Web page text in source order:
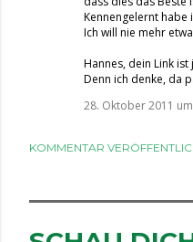
Kennengelernt habe
Ich will nie mehr
Hannes, dein Link
Denn ich denke, da
28. Oktober 2011
KOMMENTAR